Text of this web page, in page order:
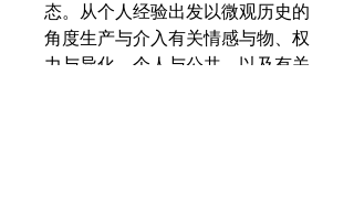
态。从个人经验出发以微观历史的
角度生产与介入有关情感与物、权
力与异化、个人与公共，以及有关